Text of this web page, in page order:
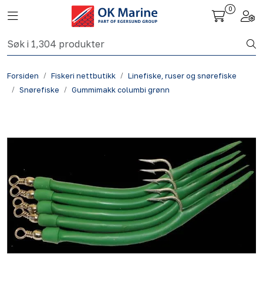
Skip to main content
Toggle navigation
0
Forsiden Fiskeri nettbutikk
Linefiske, ruser og snørefiske
Snørefiske
Gummimakk columbi grønn
Fiskeri nettbutikk
Havbruk
Kontakt